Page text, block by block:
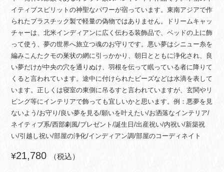
イティブスピリットの神聖なパワーが宿っています。東南アジアで作
られたプラスチック製で軽量の偽物ではありません。ドリームキャッ
チャーは、北米インディアンに広く伝わる装飾品で、ベッドの上に飾
って使う、夢の世界へ旅立つ魂のお守りです。悪い夢はシニュー糸を
編みこんたクモの巣状の網に引っかかり、朝日とともに浄化され、良
い夢だけが中央の穴を通りぬけ、羽根を伝って眠っている者に降りて
くると言われています。途中に付けられたビーズなどは水滴を表して
います。正しくは寝室の東側に吊るすと言われていますが、玄関やリ
ビング等にインテリアで飾っても宜しいかと思います。例：悪夢を見
ないよう/お守り/良い夢を見る/願いを叶えたい/お洒落なインテリア/
ネイティブ系/西部劇風/プレゼント/誕生日/出産祝い/内祝い/新築祝
い/引越し祝い/部屋の浄化/インディアン調/部屋のコーディネイト
¥21,780 （税込）